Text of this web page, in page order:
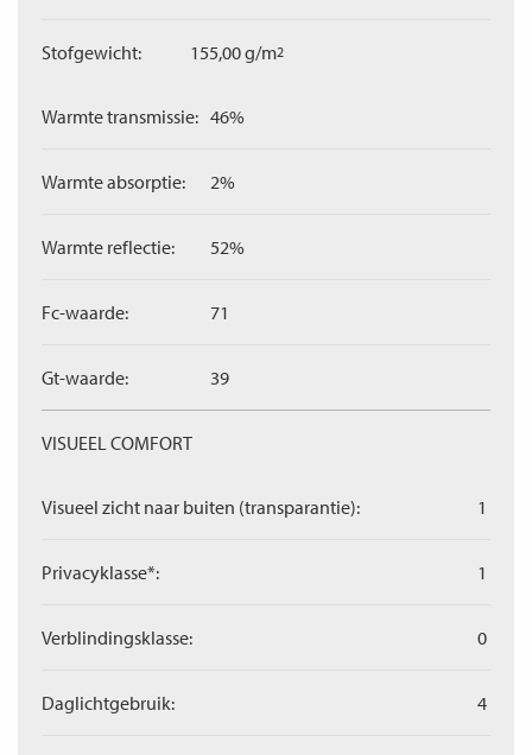
Stofgewicht: 155,00 g/m2
Warmte transmissie: 46%
Warmte absorptie: 2%
Warmte reflectie: 52%
Fc-waarde: 71
Gt-waarde: 39
VISUEEL COMFORT
Visueel zicht naar buiten (transparantie): 1
Privacyklasse*: 1
Verblindingsklasse: 0
Daglichtgebruik: 4